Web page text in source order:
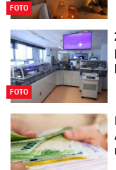
FOTO
FOTO